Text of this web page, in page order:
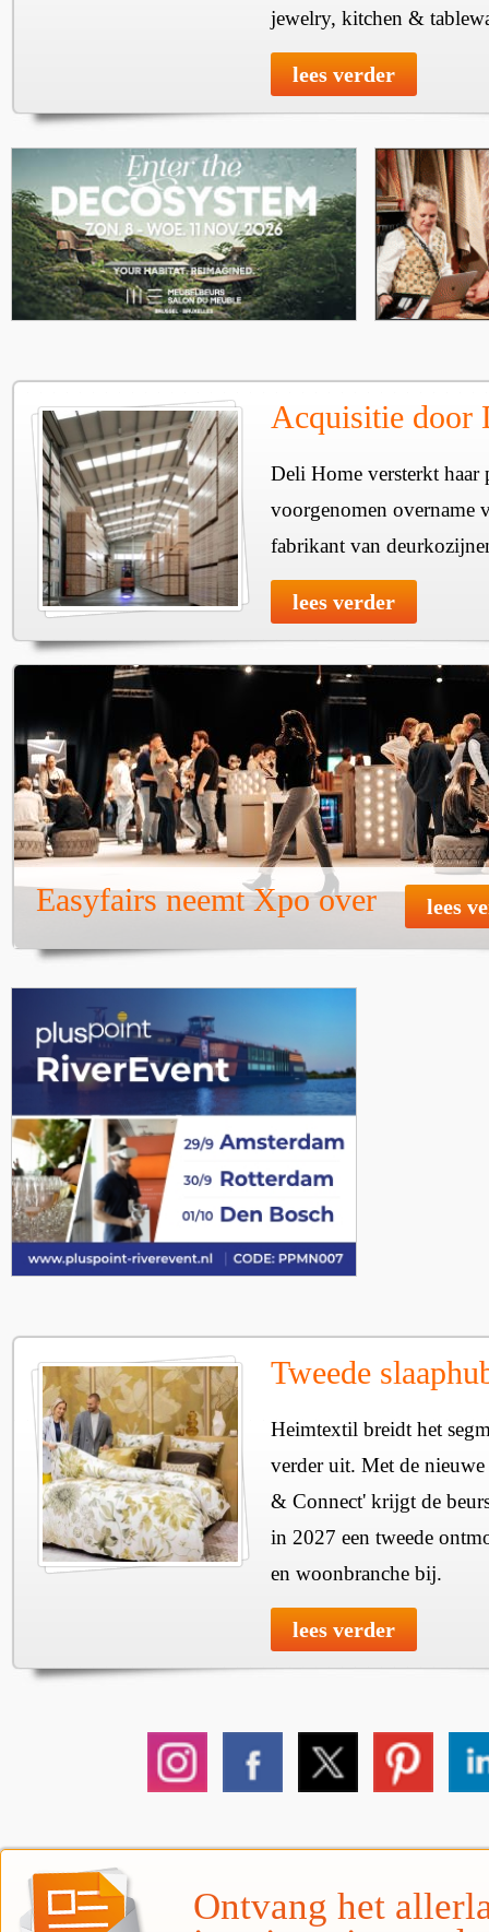
jewelry, kitchen &
lees verder
Acquisitie door
Deli Home versterkt haar
voorgenomen overname
fabrikant van
lees verder
Easyfairs neemt Xpo over lees
Tweede
Heimtextil breidt het
verder uit. Met de
& Connect' krijgt de
in 2027 een tweede
en woonbranche bij.
lees verder
Ontvang het